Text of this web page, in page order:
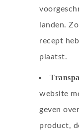
landen.
recept
plaatst.
website
geven
product,